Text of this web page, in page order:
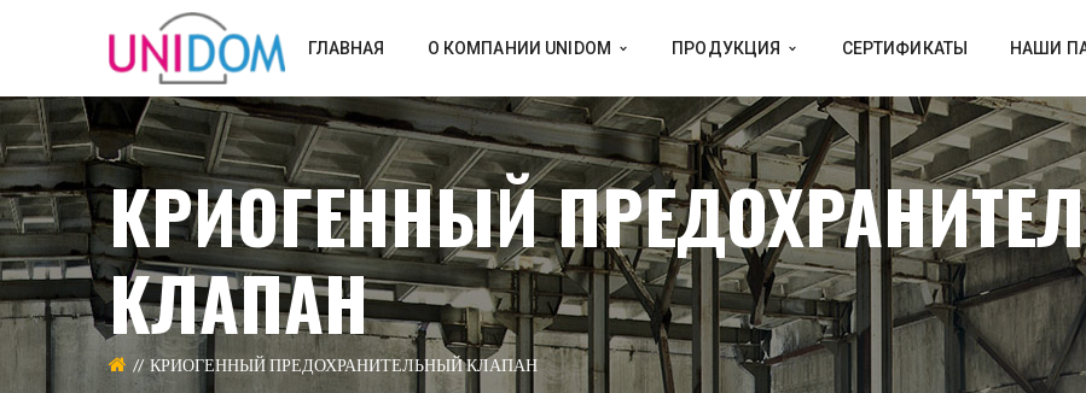
ГЛАВНАЯ О КОМПАНИИ UNIDOM ПРОДУКЦИЯ СЕРТИФИКАТЫ НАШИ
КРИОГЕННЫЙ
КЛАПАН
КРИОГЕННЫЙ ПРЕДОХРАНИТЕЛЬНЫЙ КЛАПАН